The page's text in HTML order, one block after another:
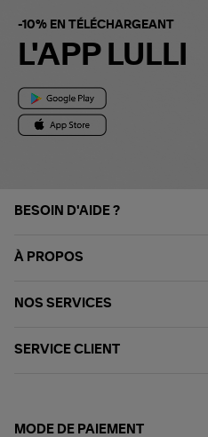
-10% EN TÉLÉCHARGEANT
L'APP LULLI
BESOIN D'AIDE ?
À PROPOS
NOS SERVICES
SERVICE CLIENT
MODE DE PAIEMENT